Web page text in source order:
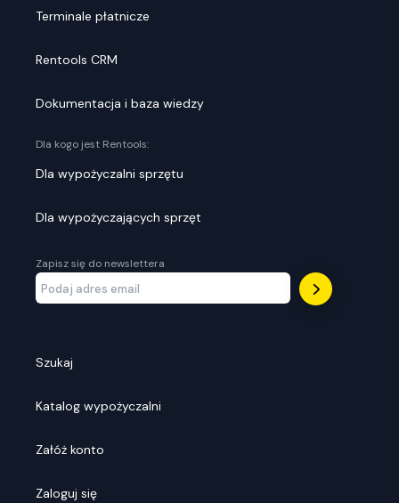
Terminale płatnicze
Rentools CRM
Dokumentacja i baza wiedzy
Dla kogo jest Rentools:
Dla wypożyczalni sprzętu
Dla wypożyczających sprzęt
Zapisz się do newslettera
Szukaj
Katalog wypożyczalni
Załóż konto
Zaloguj się